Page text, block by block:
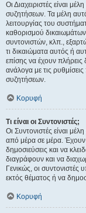
Οι Διαχειριστές είναι
συζητήσεων. Τα μέλη
λειτουργίας του
καθορισμού
συντονιστών, κλπ.,
τι δικαιώματα αυτός ή
επίσης να έχουν πλήρεις
ανάλογα με τις
συζητήσεων.
Κορυφή
Τι είναι οι Συντονιστές;
Οι Συντονιστές είναι
από μέρα σε μέρα. Έχουν
δημοσιεύσεις και να
διαγράφουν και να
Γενικώς, οι
εκτός θέματος ή να
Κορυφή